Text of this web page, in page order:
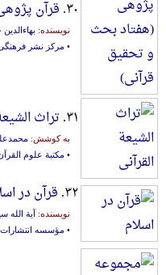
۳۰. قرآن
نویسنده:
• مرکز نشر
۳۱. تراث
به کوشش:
• مکتبة علوم
۳۲. قرآن در
نویسنده: آیة الله
• مؤسسه